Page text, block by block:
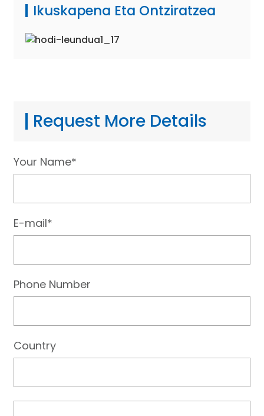
Ikuskapena Eta Ontziratzea
Request More Details
Your Name*
E-mail*
Phone Number
Country